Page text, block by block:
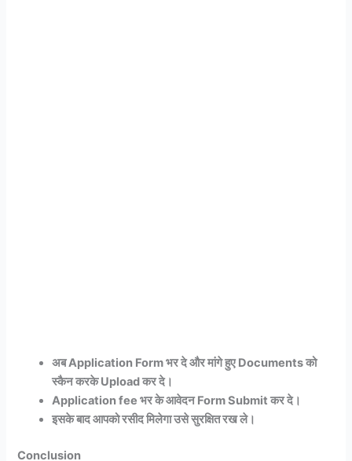
अब Application Form भर दे और मांगे हुए Documents को
स्कैन करके Upload कर दे।
Application fee भर के आवेदन Form Submit कर दे।
इसके बाद आपको रसीद मिलेगा उसे सुरक्षित रख ले।
Conclusion